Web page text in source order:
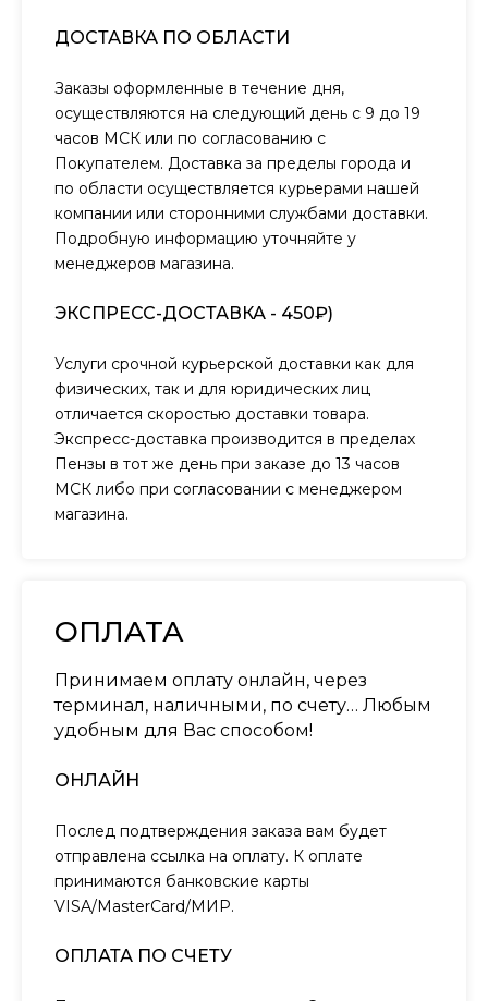
ДОСТАВКА ПО ОБЛАСТИ
Заказы оформленные в течение дня,
осуществляются на следующий день с 9 до 19
часов МСК или по согласованию с
Покупателем. Доставка за пределы города и
по области осуществляется курьерами нашей
компании или сторонними службами доставки.
Подробную информацию уточняйте у
менеджеров магазина.
ЭКСПРЕСС-ДОСТАВКА - 450₽)
Услуги срочной курьерской доставки как для
физических, так и для юридических лиц
отличается скоростью доставки товара.
Экспресс-доставка производится в пределах
Пензы в тот же день при заказе до 13 часов
МСК либо при согласовании с менеджером
магазина.
ОПЛАТА
Принимаем оплату онлайн, через
терминал, наличными, по счету… Любым
удобным для Вас способом!
ОНЛАЙН
Послед подтверждения заказа вам будет
отправлена ссылка на оплату. К оплате
принимаются банковские карты
VISA/MasterCard/МИР.
ОПЛАТА ПО СЧЕТУ